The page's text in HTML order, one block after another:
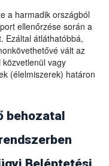
a harmadik országból
ellenőrzése során a
Ezáltal átláthatóbbá,
vált az
vagy
(élelmiszerek) határon
behozatal